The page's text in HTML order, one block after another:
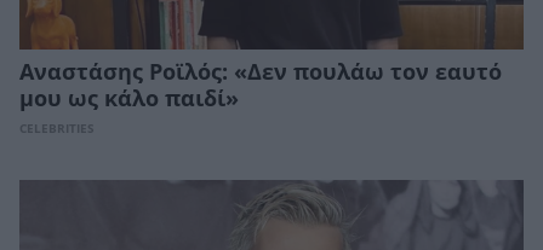
Αναστάσης Ροϊλός: «Δεν πουλάω τον εαυτό
μου ως κάλο παιδί»
CELEBRITIES